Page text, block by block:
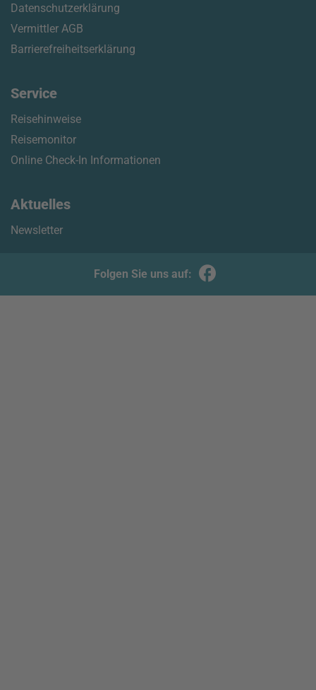
Datenschutzerklärung
Vermittler AGB
Barrierefreiheitserklärung
Service
Reisehinweise
Reisemonitor
Online Check-In Informationen
Aktuelles
Newsletter
Folgen Sie uns auf: